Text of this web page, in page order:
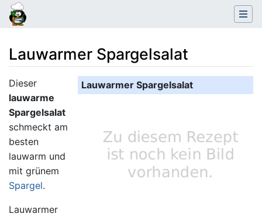
Lauwarmer Spargelsalat
Wechseln zu: Navigation,Suche
Lauwarmer Spargelsalat
Dieser
lauwarme
Spargelsalat
schmeckt am
besten
lauwarm und
mit grünem
Spargel.
Lauwarmer